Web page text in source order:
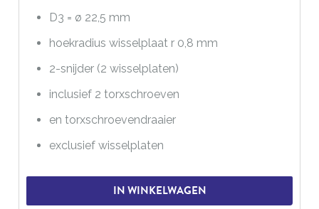
D3 = ø 22,5 mm
hoekradius wisselplaat r 0,8 mm
2-snijder (2 wisselplaten)
inclusief 2 torxschroeven
en torxschroevendraaier
exclusief wisselplaten
IN WINKELWAGEN